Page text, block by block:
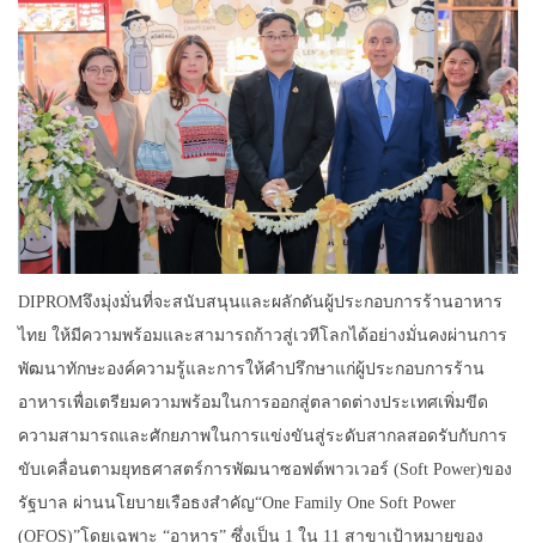
DIPROMจึงมุ่งมั่นที่จะสนับสนุนและผลักดันผู้ประกอบการร้านอาหาร
ไทย ให้มีความพร้อมและสามารถก้าวสู่เวทีโลกได้อย่างมั่นคงผ่านการ
พัฒนาทักษะองค์ความรู้และการให้คำปรึกษาแก่ผู้ประกอบการร้าน
อาหารเพื่อเตรียมความพร้อมในการออกสู่ตลาดต่างประเทศเพิ่มขีด
ความสามารถและศักยภาพในการแข่งขันสู่ระดับสากลสอดรับกับการ
ขับเคลื่อนตามยุทธศาสตร์การพัฒนาซอฟต์พาวเวอร์ (Soft Power)ของ
รัฐบาล ผ่านนโยบายเรือธงสำคัญ“One Family One Soft Power
(OFOS)”โดยเฉพาะ “อาหาร” ซึ่งเป็น 1 ใน 11 สาขาเป้าหมายของ